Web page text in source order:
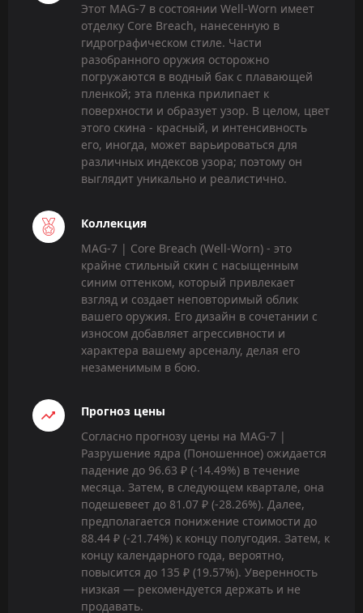
Этот MAG-7 в состоянии Well-Worn имеет
отделку Core Breach, нанесенную в
гидрографическом стиле. Части
разобранного оружия осторожно
погружаются в водный бак с плавающей
пленкой; эта пленка прилипает к
поверхности и образует узор. В целом, цвет
этого скина - красный, и интенсивность
его, иногда, может варьироваться для
различных индексов узора; поэтому он
выглядит уникально и реалистично.
Коллекция
MAG-7 | Core Breach (Well-Worn) - это
крайне стильный скин с насыщенным
синим оттенком, который привлекает
взгляд и создает неповторимый облик
вашего оружия. Его дизайн в сочетании с
износом добавляет агрессивности и
характера вашему арсеналу, делая его
незаменимым в бою.
Прогноз цены
Согласно прогнозу цены на MAG-7 |
Разрушение ядра (Поношенное) ожидается
падение до 96.63 ₽ (-14.49%) в течение
месяца. Затем, в следующем квартале, она
подешевеет до 81.07 ₽ (-28.26%). Далее,
предполагается понижение стоимости до
88.44 ₽ (-21.74%) к концу полугодия. Затем, к
концу календарного года, вероятно,
повысится до 135 ₽ (19.57%). Уверенность
низкая — рекомендуется держать и не
продавать.